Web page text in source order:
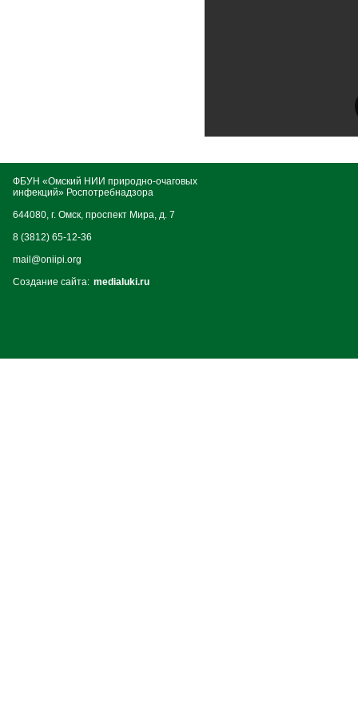
ФБУН «Омский НИИ природно-очаговых
инфекций» Роспотребнадзора
644080, г. Омск, проспект Мира, д. 7
8 (3812) 65-12-36
mail@oniipi.org
Создание сайта: medialuki.ru